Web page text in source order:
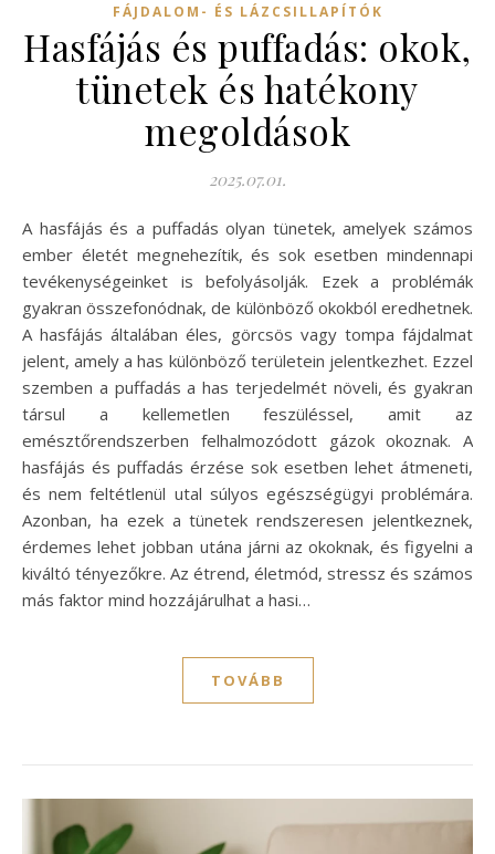
FÁJDALOM- ÉS LÁZCSILLAPÍTÓK
Hasfájás és puffadás: okok,
tünetek és hatékony
megoldások
2025.07.01.
A hasfájás és a puffadás olyan tünetek, amelyek számos
ember életét megnehezítik, és sok esetben mindennapi
tevékenységeinket is befolyásolják. Ezek a problémák
gyakran összefonódnak, de különböző okokból eredhetnek.
A hasfájás általában éles, görcsös vagy tompa fájdalmat
jelent, amely a has különböző területein jelentkezhet. Ezzel
szemben a puffadás a has terjedelmét növeli, és gyakran
társul a kellemetlen feszüléssel, amit az
emésztőrendszerben felhalmozódott gázok okoznak. A
hasfájás és puffadás érzése sok esetben lehet átmeneti,
és nem feltétlenül utal súlyos egészségügyi problémára.
Azonban, ha ezek a tünetek rendszeresen jelentkeznek,
érdemes lehet jobban utána járni az okoknak, és figyelni a
kiváltó tényezőkre. Az étrend, életmód, stressz és számos
más faktor mind hozzájárulhat a hasi…
TOVÁBB